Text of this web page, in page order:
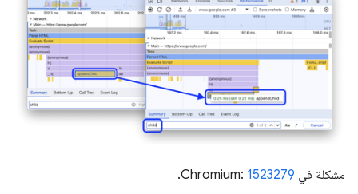
مشكلة في Chromium: 1523279
.